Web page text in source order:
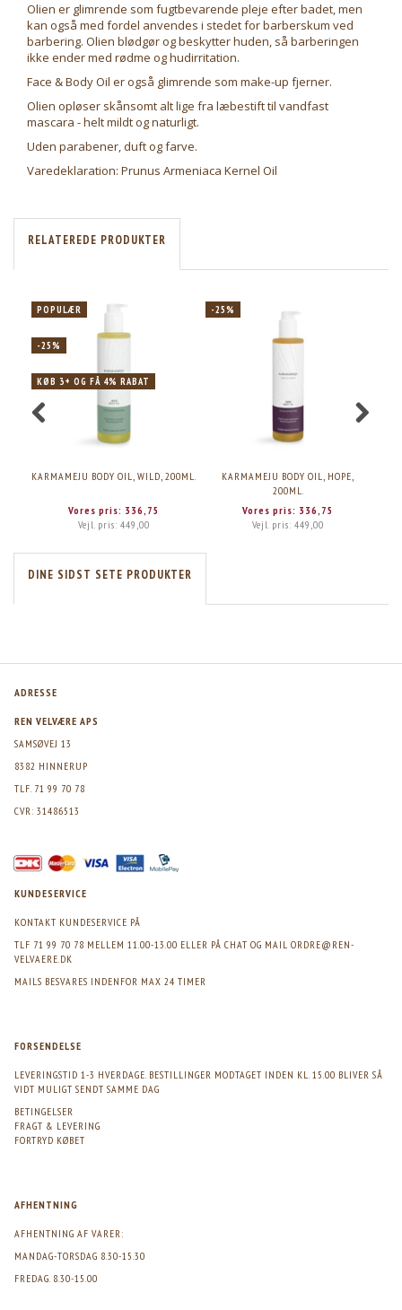
Olien er glimrende som fugtbevarende pleje efter badet, men
kan også med fordel anvendes i stedet for barberskum ved
barbering. Olien blødgør og beskytter huden, så barberingen
ikke ender med rødme og hudirritation.
Face & Body Oil er også glimrende som make-up fjerner.
Olien opløser skånsomt alt lige fra læbestift til vandfast
mascara - helt mildt og naturligt.
Uden parabener, duft og farve.
Varedeklaration: Prunus Armeniaca Kernel Oil
RELATEREDE PRODUKTER
POPULÆR
-25%
KØB 3+ OG FÅ 4% RABAT
KARMAMEJU BODY OIL, WILD, 200ML.
Vores pris: 336,75
Vejl. pris: 449,00
-25%
KARMAMEJU BODY OIL, HOPE,
200ML.
Vores pris: 336,75
Vejl. pris: 449,00
DINE SIDST SETE PRODUKTER
ADRESSE
REN VELVÆRE APS
SAMSØVEJ 13
8382 HINNERUP
TLF. 71 99 70 78
CVR: 31486513
KUNDESERVICE
KONTAKT KUNDESERVICE PÅ
TLF 71 99 70 78 MELLEM 11.00-13.00 ELLER PÅ CHAT OG MAIL ORDRE@REN-
VELVAERE.DK
MAILS BESVARES INDENFOR MAX 24 TIMER
FORSENDELSE
LEVERINGSTID 1-3 HVERDAGE. BESTILLINGER MODTAGET INDEN KL. 15.00 BLIVER SÅ
VIDT MULIGT SENDT SAMME DAG
BETINGELSER
FRAGT & LEVERING
FORTRYD KØBET
AFHENTNING
AFHENTNING AF VARER:
MANDAG-TORSDAG 8.30-15.30
FREDAG. 8.30-15.00